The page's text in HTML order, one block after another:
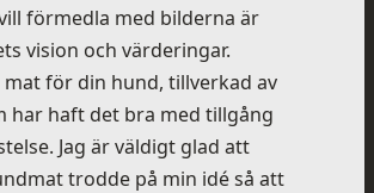
förmedla med bilderna är
vision och värderingar.
för din hund, tillverkad av
har haft det bra med tillgång
Jag är väldigt glad att
trodde på min idé så att